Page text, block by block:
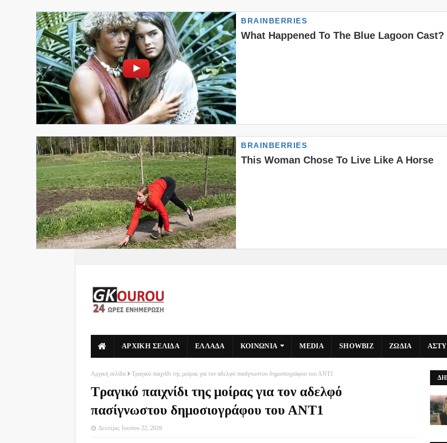
ΑΡΧΙΚΗ ΣΕΛΙΔΑ ΕΛΛΑΔΑ ΚΟΙΝΩΝΙΑ MEDIA SHOWBIZ ΖΩΔΙΑ
Αρχική σελίδα Τραγικό παιχνίδι της μοίρας για τον αδελφό πασίγνωστου δημοσιογράφου του ΑΝΤ1
Τραγικό παιχνίδι της μοίρας για τον αδελφό
πασίγνωστου δημοσιογράφου του ΑΝΤ1
Δευτέρα, Ιουνίου 22, 2026